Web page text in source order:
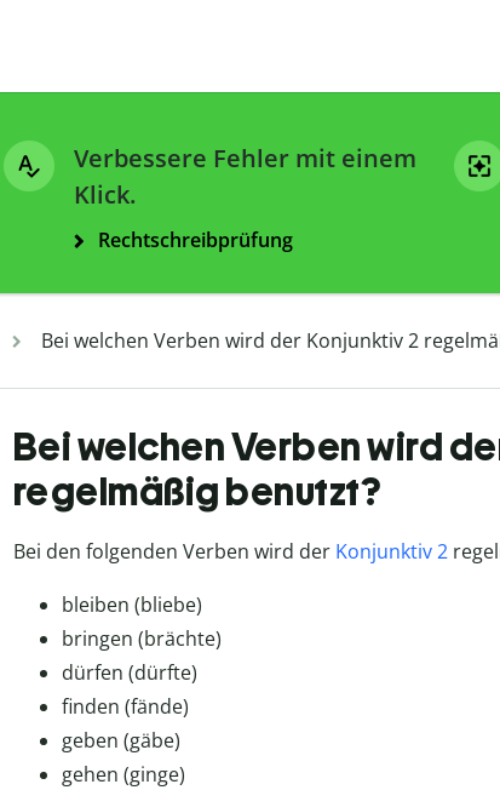
Verbessere Fehler mit einem
Klick.
Rechtschreibprüfung
Bei welchen Verben wird der Konjunktiv 2
Bei welchen Verben wird
regelmäßig benutzt?
Bei den folgenden Verben wird der Konjunktiv 2
bleiben (bliebe)
bringen (brächte)
dürfen (dürfte)
finden (fände)
geben (gäbe)
gehen (ginge)